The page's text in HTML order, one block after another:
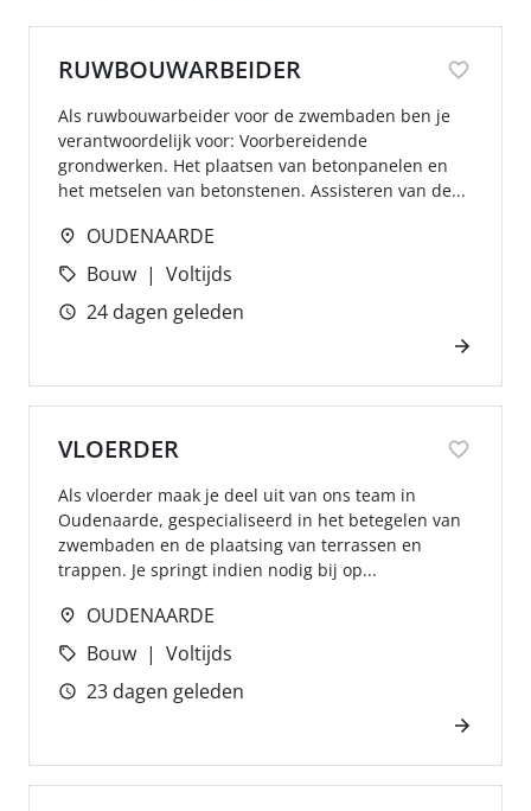
RUWBOUWARBEIDER
Als ruwbouwarbeider voor de zwembaden ben je
verantwoordelijk voor: Voorbereidende
grondwerken. Het plaatsen van betonpanelen en
het metselen van betonstenen. Assisteren van de...
OUDENAARDE
Bouw
Voltijds
24 dagen geleden
VLOERDER
Als vloerder maak je deel uit van ons team in
Oudenaarde, gespecialiseerd in het betegelen van
zwembaden en de plaatsing van terrassen en
trappen. Je springt indien nodig bij op...
OUDENAARDE
Bouw
Voltijds
23 dagen geleden